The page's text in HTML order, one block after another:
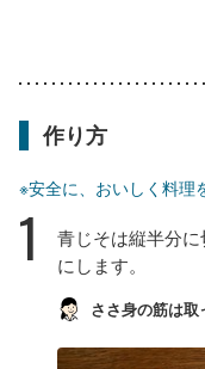
作り方
※安全に、おいしく料理
1
青じそは縦半分
にします。
ささ身の筋は取